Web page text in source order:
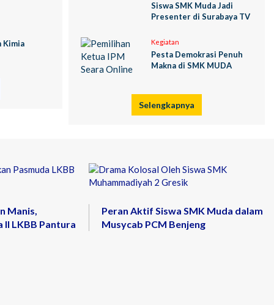
Kimia
Siswa SMK Muda Jadi
Presenter di Surabaya TV
Kegiatan
Pesta Demokrasi Penuh
Makna di SMK MUDA
Selengkapnya
Manis,
II LKBB Pantura
Peran Aktif Siswa SMK Muda dalam
Musycab PCM Benjeng